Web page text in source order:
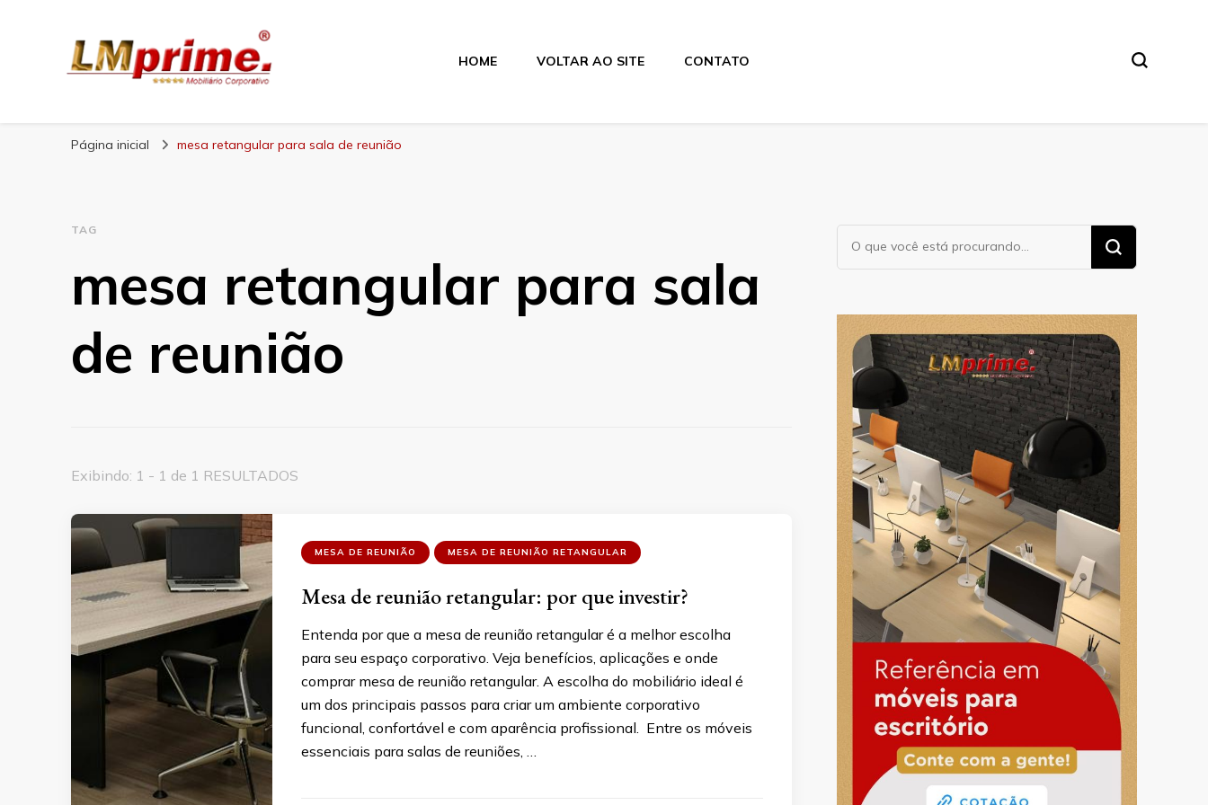
Blog Lojas Maranhão
HOME VOLTAR AO SITE CONTATO
Página inicial mesa retangular para sala de reunião
TAG
mesa retangular para sala
de reunião
Exibindo: 1 - 1 de 1 RESULTADOS
MESA DE REUNIÃO MESA DE REUNIÃO RETANGULAR
Mesa de reunião retangular: por que investir?
Entenda por que a mesa de reunião retangular é a melhor escolha
para seu espaço corporativo. Veja benefícios, aplicações e onde
comprar mesa de reunião retangular. A escolha do mobiliário ideal é
um dos principais passos para criar um ambiente corporativo
funcional, confortável e com aparência profissional. Entre os móveis
essenciais para salas de reuniões, …
Procurando
algo?